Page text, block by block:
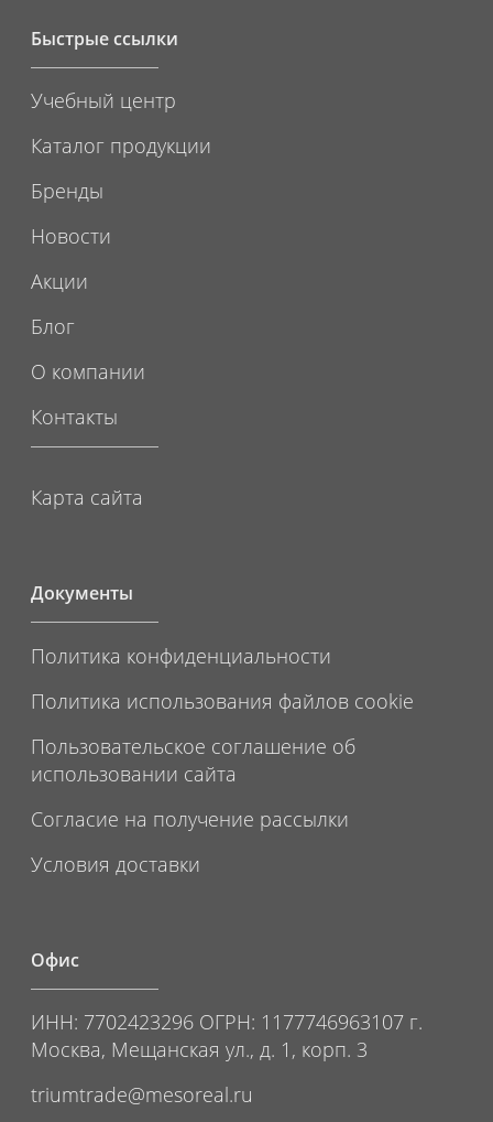
Быстрые ссылки
Учебный центр
Каталог продукции
Бренды
Новости
Акции
Блог
О компании
Контакты
Карта сайта
Документы
Политика конфиденциальности
Политика использования файлов cookie
Пользовательское соглашение об
использовании сайта
Согласие на получение рассылки
Условия доставки
Офис
ИНН: 7702423296 ОГРН: 1177746963107 г.
Москва, Мещанская ул., д. 1, корп. 3
triumtrade@mesoreal.ru